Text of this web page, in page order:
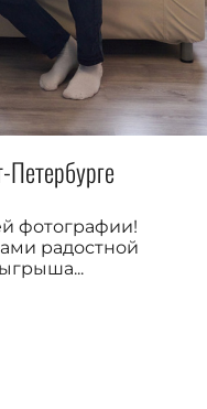
Петербурге
фотографии!
радостной